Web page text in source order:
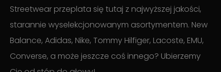
Streetwear przeplata się tutaj z najwyższej jakości,
starannie wyselekcjonowanym asortymentem. New
Balance, Adidas, Nike, Tommy Hilfiger, Lacoste, EMU,
Converse, a może jeszcze coś innego? Ubierzemy